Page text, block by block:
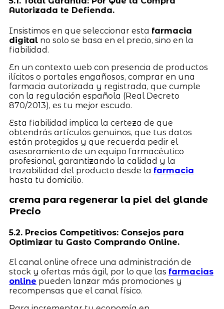
Autorizada te Defienda.
Insistimos en que seleccionar esta farmacia
digitalno solo se basa en el precio, sino en la
fiabilidad.
En un contexto web con presencia de productos
ilícitos o portales engañosos, comprar en una
farmacia autorizada y registrada, que cumple
con la regulación española (Real Decreto
870/2013), es tu mejor escudo.
Esta fiabilidad implica la certeza de que
obtendrás artículos genuinos, que tus datos
están protegidos y que recuerda pedir el
asesoramiento de un equipo farmacéutico
profesional, garantizando la calidad y la
trazabilidad del producto desde la farmacia
hasta tu domicilio.
crema para regenerar la piel del glande
Precio
5.2. Precios Competitivos: Consejos para
Optimizar tu Gasto Comprando Online.
El canal online ofrece una administración de
stock y ofertas más ágil, por lo que las farmacias
online pueden lanzar más promociones y
recompensas que el canal físico.